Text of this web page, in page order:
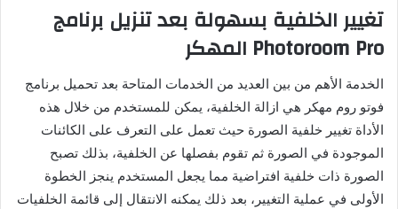
تغيير الخلفية بسهولة بعد تنزيل برنامج
Photoroom Pro المهكر
الخدمة الأهم من بين العديد من الخدمات المتاحة بعد تحميل برنامج
فوتو روم مهكر هي ازالة الخلفية، يمكن للمستخدم من خلال هذه
الأداة تغيير خلفية الصورة حيث تعمل على التعرف على الكائنات
الموجودة في الصورة ثم تقوم بفصلها عن الخلفية، بذلك تصبح
الصورة ذات خلفية افتراضية مما يجعل المستخدم ينجز الخطوة
الأولى في عملية التغيير، بعد ذلك يمكنه الانتقال إلى قائمة الخلفيات